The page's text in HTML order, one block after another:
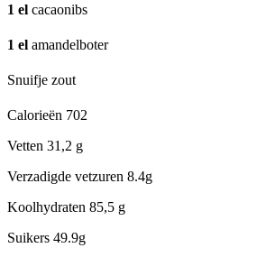
1 el cacaonibs
1 el amandelboter
Snuifje zout
Calorieën 702
Vetten 31,2 g
Verzadigde vetzuren 8.4g
Koolhydraten 85,5 g
Suikers 49.9g